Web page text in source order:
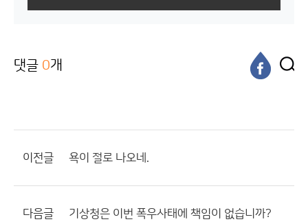
댓글 0개
이전글 욕이 절로 나오네.
다음글 기상청은 이번 폭우사태에 책임이 없습니까?